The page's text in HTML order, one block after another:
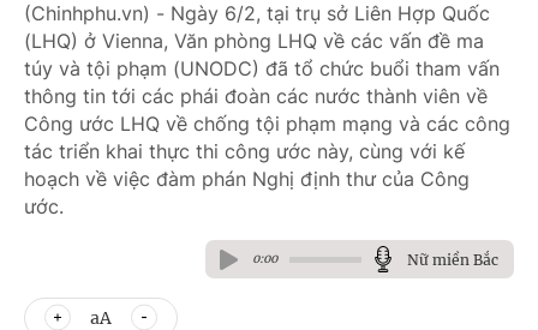
(Chinhphu.vn) - Ngày 6/2, tại trụ sở Liên Hợp Quốc
(LHQ) ở Vienna, Văn phòng LHQ về các vấn đề ma
túy và tội phạm (UNODC) đã tổ chức buổi tham vấn
thông tin tới các phái đoàn các nước thành viên về
Công ước LHQ về chống tội phạm mạng và các công
tác triển khai thực thi công ước này, cùng với kế
hoạch về việc đàm phán Nghị định thư của Công
ước.
0:00 Nữ miền Bắc
aA